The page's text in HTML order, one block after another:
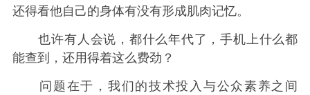
还得看他自己的身体有没有形成肌肉记忆。
也许有人会说，都什么年代了，手机上什么都
能查到，还用得着这么费劲？
问题在于，我们的技术投入与公众素养之间